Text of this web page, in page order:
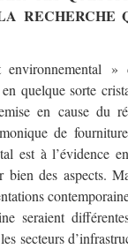
RECHERCHE
»
quelque sorte
en cause du
de
est à l’évidence
bien des aspects.
seraient
secteurs